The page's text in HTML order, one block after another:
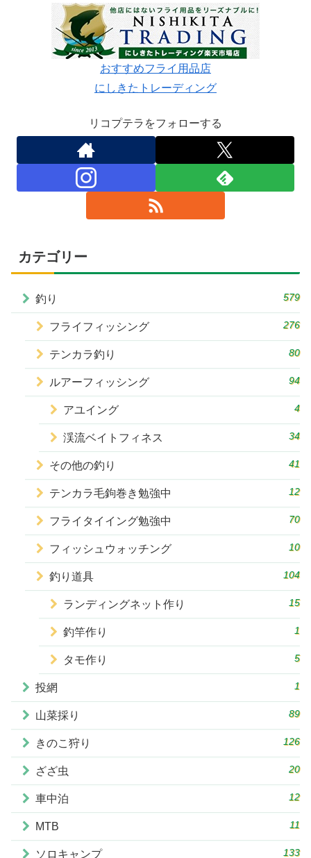
おすすめフライ用品店
にしきたトレーディング
リコプテラをフォローする
カテゴリー
釣り 579
フライフィッシング 276
テンカラ釣り 80
ルアーフィッシング 94
アユイング 4
渓流ベイトフィネス 34
その他の釣り 41
テンカラ毛鉤巻き勉強中 12
フライタイイング勉強中 70
フィッシュウォッチング 10
釣り道具 104
ランディングネット作り 15
釣竿作り 1
タモ作り 5
投網 1
山菜採り 89
きのこ狩り 126
ざざ虫 20
車中泊 12
MTB 11
ソロキャンプ 133